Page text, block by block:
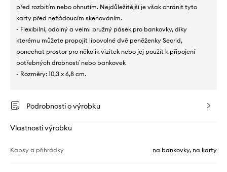
před rozbitím nebo ohnutím. Nejdůležitější je však chránit tyto
karty před nežádoucím skenováním.
- Flexibilní, odolný a velmi pružný pásek pro bankovky, díky
kterému můžete propojit libovolné dvě peněženky Secrid,
ponechat prostor pro několik vizitek nebo jej použít k připojení
potřebných drobností nebo bankovek
- Rozměry: 10,3 x 6,8 cm.
Podrobnosti o výrobku
Vlastnosti výrobku
Kapsy a přihrádky na bankovky, na karty